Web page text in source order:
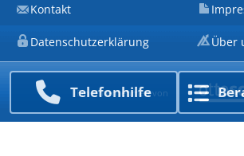
Telefon­hilfe
Kontakt
Datenschutzerklärung Über
Ein Unternehmen von